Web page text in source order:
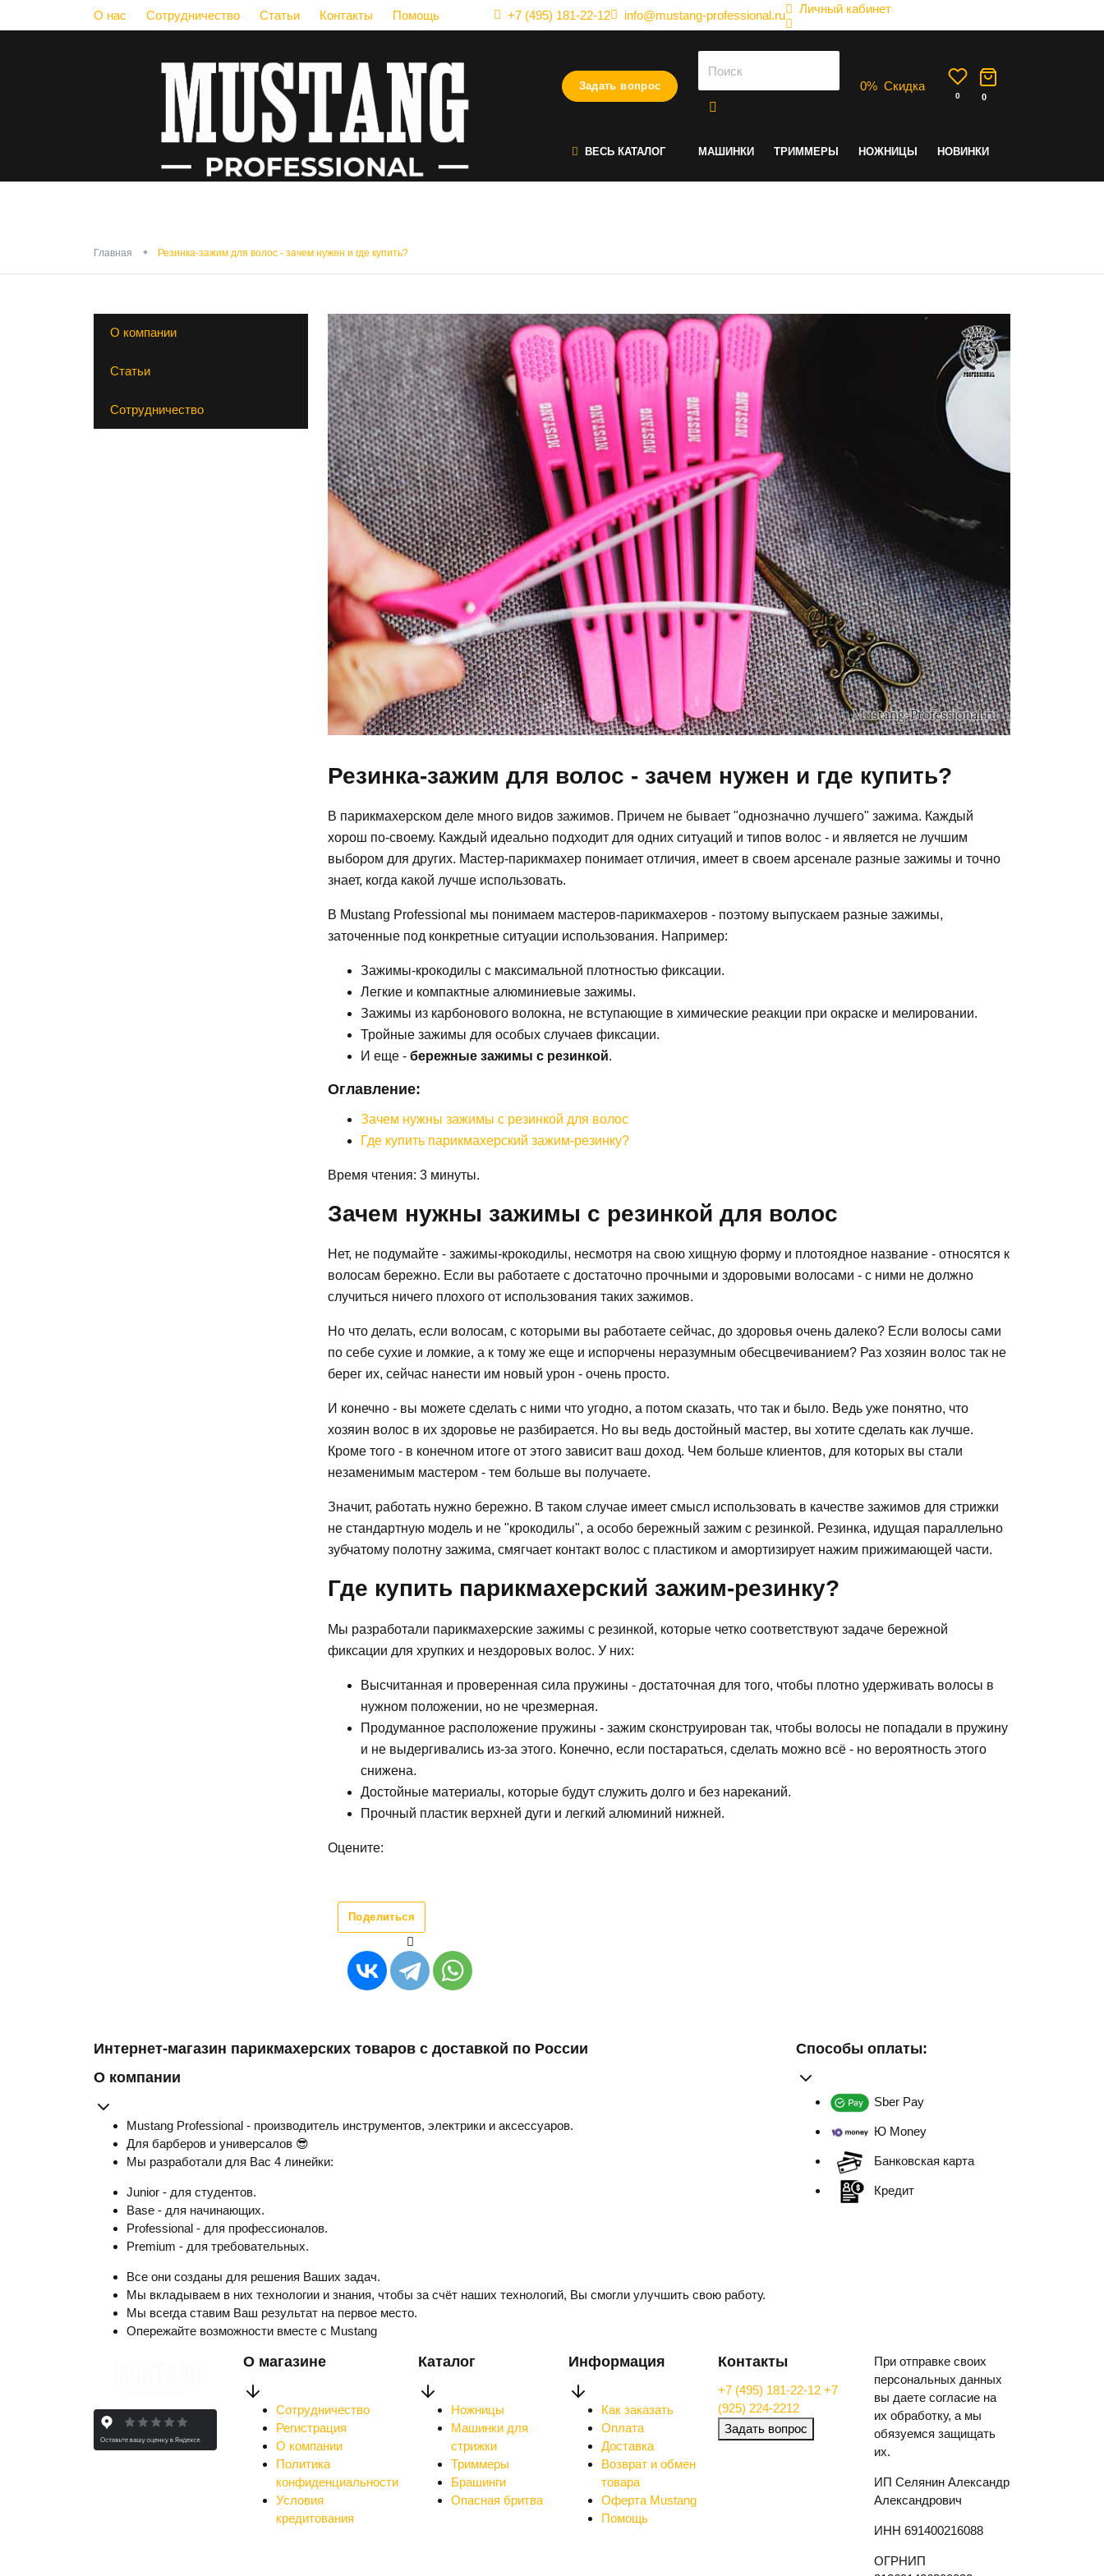
О нас Сотрудничество Статьи Контакты Помощь +7 (495) 181-22-12 info@mustang-professional.ru Личный кабинет
Задать вопрос 0% Скидка
0 0
ВЕСЬ КАТАЛОГ МАШИНКИ ТРИММЕРЫ НОЖНИЦЫ НОВИНКИ
Главная Резинка-зажим для волос - зачем нужен и где купить?
О компании
Статьи
Сотрудничество
Резинка-зажим для волос - зачем нужен и где купить?
В парикмахерском деле много видов зажимов. Причем не бывает "однозначно лучшего" зажима. Каждый
хорош по-своему. Каждый идеально подходит для одних ситуаций и типов волос - и является не лучшим
выбором для других. Мастер-парикмахер понимает отличия, имеет в своем арсенале разные зажимы и точно
знает, когда какой лучше использовать.
В Mustang Professional мы понимаем мастеров-парикмахеров - поэтому выпускаем разные зажимы,
заточенные под конкретные ситуации использования. Например:
Зажимы-крокодилы с максимальной плотностью фиксации.
Легкие и компактные алюминиевые зажимы.
Зажимы из карбонового волокна, не вступающие в химические реакции при окраске и мелировании.
Тройные зажимы для особых случаев фиксации.
И еще - бережные зажимы с резинкой.
Оглавление:
Зачем нужны зажимы с резинкой для волос
Где купить парикмахерский зажим-резинку?
Время чтения: 3 минуты.
Зачем нужны зажимы с резинкой для волос
Нет, не подумайте - зажимы-крокодилы, несмотря на свою хищную форму и плотоядное название - относятся к
волосам бережно. Если вы работаете с достаточно прочными и здоровыми волосами - с ними не должно
случиться ничего плохого от использования таких зажимов.
Но что делать, если волосам, с которыми вы работаете сейчас, до здоровья очень далеко? Если волосы сами
по себе сухие и ломкие, а к тому же еще и испорчены неразумным обесцвечиванием? Раз хозяин волос так не
берег их, сейчас нанести им новый урон - очень просто.
И конечно - вы можете сделать с ними что угодно, а потом сказать, что так и было. Ведь уже понятно, что
хозяин волос в их здоровье не разбирается. Но вы ведь достойный мастер, вы хотите сделать как лучше.
Кроме того - в конечном итоге от этого зависит ваш доход. Чем больше клиентов, для которых вы стали
незаменимым мастером - тем больше вы получаете.
Значит, работать нужно бережно. В таком случае имеет смысл использовать в качестве зажимов для стрижки
не стандартную модель и не "крокодилы", а особо бережный зажим с резинкой. Резинка, идущая параллельно
зубчатому полотну зажима, смягчает контакт волос с пластиком и амортизирует нажим прижимающей части.
Где купить парикмахерский зажим-резинку?
Мы разработали парикмахерские зажимы с резинкой, которые четко соответствуют задаче бережной
фиксации для хрупких и нездоровых волос. У них:
Высчитанная и проверенная сила пружины - достаточная для того, чтобы плотно удерживать волосы в
нужном положении, но не чрезмерная.
Продуманное расположение пружины - зажим сконструирован так, чтобы волосы не попадали в пружину
и не выдергивались из-за этого. Конечно, если постараться, сделать можно всё - но вероятность этого
снижена.
Достойные материалы, которые будут служить долго и без нареканий.
Прочный пластик верхней дуги и легкий алюминий нижней.
Оцените:
Поделиться
Интернет-магазин парикмахерских товаров с доставкой по России
О компании
Mustang Professional - производитель инструментов, электрики и аксессуаров.
Для барберов и универсалов 😎
Мы разработали для Вас 4 линейки:
Junior - для студентов.
Base - для начинающих.
Professional - для профессионалов.
Premium - для требовательных.
Все они созданы для решения Ваших задач.
Мы вкладываем в них технологии и знания, чтобы за счёт наших технологий, Вы смогли улучшить свою работу.
Мы всегда ставим Ваш результат на первое место.
Опережайте возможности вместе с Mustang
Способы оплаты:
Sber Pay
Ю Money
Банковская карта
Кредит
О магазине
Сотрудничество
Регистрация
О компании
Политика
конфиденциальности
Условия
кредитования
Каталог
Ножницы
Машинки для
стрижки
Триммеры
Брашинги
Опасная бритва
Информация
Как заказать
Оплата
Доставка
Возврат и обмен
товара
Оферта Mustang
Помощь
Контакты
+7 (495) 181-22-12 +7
(925) 224-2212
Задать вопрос
При отправке своих
персональных данных
вы даете согласие на
их обработку, а мы
обязуемся защищать
их.
ИП Селянин Александр
Александрович
ИНН 691400216088
ОГРНИП